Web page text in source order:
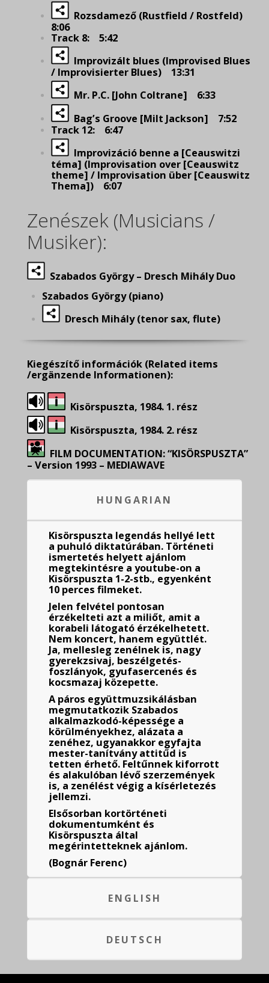
Rozsdamező (Rustfield / Rostfeld)
8:06
Track 8: 5:42
Improvizált blues (Improvised Blues
/ Improvisierter Blues) 13:31
Mr. P.C. [John Coltrane] 6:33
Bag’s Groove [Milt Jackson] 7:52
Track 12: 6:47
Improvizáció benne a [Ceauswitzi
téma] (Improvisation over [Ceauswitz
theme] / Improvisation über [Ceauswitz
Thema]) 6:07
Zenészek (Musicians /
Musiker):
Szabados György – Dresch Mihály Duo
Szabados György (piano)
Dresch Mihály (tenor sax, flute)
Kiegészítő információk (Related items
/ergänzende Informationen):
Kisörspuszta, 1984. 1. rész
Kisörspuszta, 1984. 2. rész
FILM DOCUMENTATION: “KISÖRSPUSZTA”
– Version 1993 – MEDIAWAVE
HUNGARIAN
Kisörspuszta legendás hellyé lett
a puhuló diktatúrában. Történeti
ismertetés helyett ajánlom
megtekintésre a youtube-on a
Kisörspuszta 1-2-stb., egyenként
10 perces filmeket.
Jelen felvétel pontosan
érzékelteti azt a miliőt, amit a
korabeli látogató érzékelhetett.
Nem koncert, hanem együttlét.
Ja, mellesleg zenélnek is, nagy
gyerekzsivaj, beszélgetés-
foszlányok, gyufasercenés és
kocsmazaj közepette.
A páros együttmuzsikálásban
megmutatkozik Szabados
alkalmazkodó-képessége a
körülményekhez, alázata a
zenéhez, ugyanakkor egyfajta
mester-tanítvány attitűd is
tetten érhető. Feltűnnek kiforrott
és alakulóban lévő szerzemények
is, a zenélést végig a kísérletezés
jellemzi.
Elsősorban kortörténeti
dokumentumként és
Kisörspuszta által
megérintetteknek ajánlom.
(Bognár Ferenc)
ENGLISH
DEUTSCH